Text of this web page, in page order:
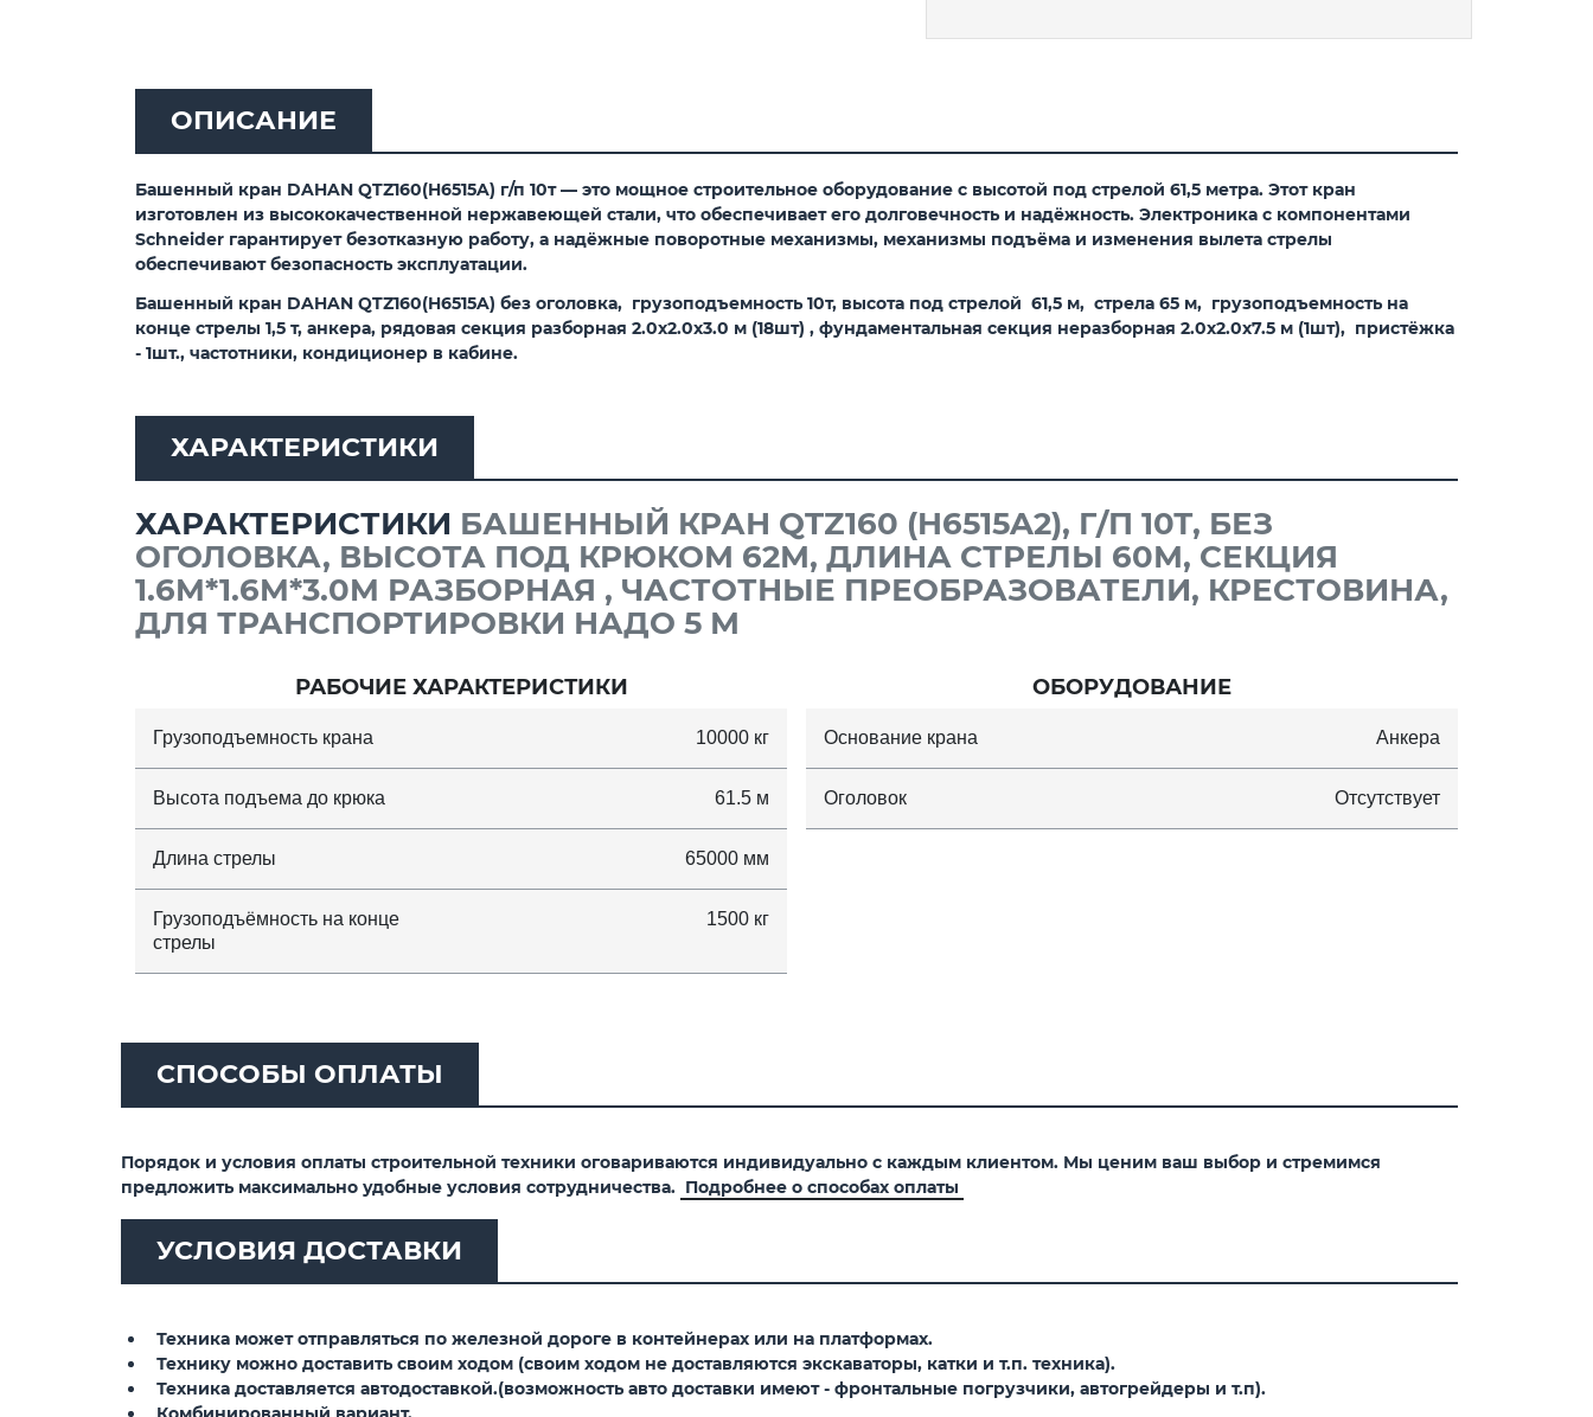
ОПИСАНИЕ
Башенный кран DAHAN QTZ160(H6515A) г/п 10т— это мощное строительное оборудование с высотой под стрелой 61,5 метра. Этот кран
изготовлен из высококачественной нержавеющей стали, что обеспечивает его долговечность и надёжность. Электроника с компонентами
Schneider гарантирует безотказную работу, а надёжные поворотные механизмы, механизмы подъёма и изменения вылета стрелы
обеспечивают безопасность эксплуатации.
Башенный кран DAHAN QTZ160(H6515A) без оголовка, грузоподъемность 10т, высота под стрелой 61,5 м, стрела 65 м, грузоподъемность на
конце стрелы 1,5 т, анкера, рядовая секция разборная 2.0х2.0х3.0 м (18шт) , фундаментальная секция неразборная 2.0х2.0х7.5 м (1шт), пристёжка
- 1шт., частотники, кондиционер в кабине.
ХАРАКТЕРИСТИКИ
ХАРАКТЕРИСТИКИ БАШЕННЫЙ КРАН QTZ160 (H6515A2), Г/П 10Т, БЕЗ
ОГОЛОВКА, ВЫСОТА ПОД КРЮКОМ 62М, ДЛИНА СТРЕЛЫ 60М, СЕКЦИЯ
1.6M*1.6M*3.0M РАЗБОРНАЯ , ЧАСТОТНЫЕ ПРЕОБРАЗОВАТЕЛИ, КРЕСТОВИНА,
ДЛЯ ТРАНСПОРТИРОВКИ НАДО 5 М
РАБОЧИЕ ХАРАКТЕРИСТИКИ
Грузоподъемность крана 10000 кг
Высота подъема до крюка 61.5 м
Длина стрелы 65000 мм
Грузоподъёмность на конце
стрелы
1500 кг
ОБОРУДОВАНИЕ
Основание крана Анкера
Оголовок Отсутствует
СПОСОБЫ ОПЛАТЫ
Порядок и условия оплаты строительной техники оговариваются индивидуально с каждым клиентом. Мы ценим ваш выбор и стремимся
предложить максимально удобные условия сотрудничества. Подробнее о способах оплаты
УСЛОВИЯ ДОСТАВКИ
Техника может отправляться по железной дороге в контейнерах или на платформах.
Технику можно доставить своим ходом (своим ходом не доставляются экскаваторы, катки и т.п. техника).
Техника доставляется автодоставкой.(возможность авто доставки имеют - фронтальные погрузчики, автогрейдеры и т.п).